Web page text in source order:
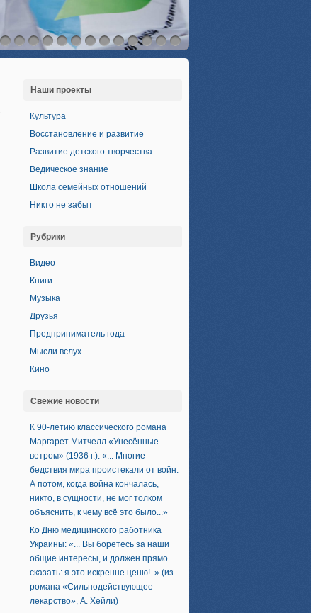
Наши проекты
Культура
Восстановление и развитие
Развитие детского творчества
Ведическое знание
Школа семейных отношений
Никто не забыт
Рубрики
Видео
Книги
Музыка
Друзья
Предприниматель года
Мысли вслух
Кино
Свежие новости
К 90-летию классического романа
Маргарет Митчелл «Унесённые
ветром» (1936 г.): «... Многие
бедствия мира проистекали от войн.
А потом, когда война кончалась,
никто, в сущности, не мог толком
объяснить, к чему всё это было...»
Ко Дню медицинского работника
Украины: «... Вы боретесь за наши
общие интересы, и должен прямо
сказать: я это искренне ценю!..» (из
романа «Сильнодействующее
лекарство», А. Хейли)